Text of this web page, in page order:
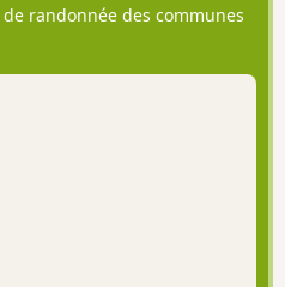
randonnée des communes